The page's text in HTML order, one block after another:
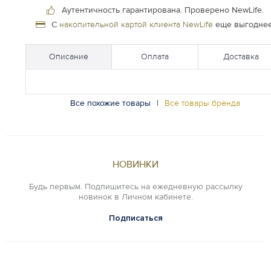
Аутентичность гарантирована. Проверено NewLife.
С накопительной картой клиента NewLifeеще
Описание Оплата Доставка
Все похожие товары | Все товары бренда
НОВИНКИ
Будь первым. Подпишитесь на ежедневную рассылку
новинок в Личном кабинете.
Подписаться